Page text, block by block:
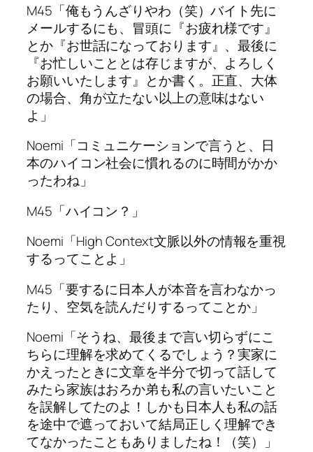
M45「俺もうんざりやわ（笑）バイト先に
メールするにも、冒頭に『お疲れ様です』
とか『お世話になっております』、最後に
『お忙しいこととは存じますが、よろしく
お願いいたします』とか書く。正直、大体
の場合、角が立たない以上の意味はない
よ」
Noemi「コミュニケーションで言うと、日
本のハイコン社会に慣れるのに時間がかか
ったわね」
M45「ハイコン？」
Noemi「High Context文脈以外の情報を重視
するってことよ」
M45「要するに日本人が本音を言わなかっ
たり、空気を読んだりするってことか」
Noemi「そうね、最後まで言い切らずにこ
ちらに理解を求めてくるでしょう？実家に
かえったときに文章を半分で切って話して
みたら家族はおろか弟も私の言いたいこと
を誤解してたのよ！しかも日本人も私の話
を途中で遮っておいて結局正しく理解でき
てなかったこともありましたね！（笑）」